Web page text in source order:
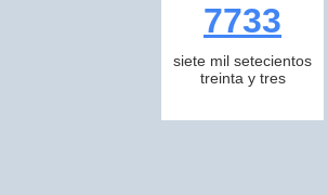
7733
siete mil setecientos
treinta y tres